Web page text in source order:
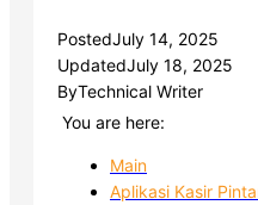
PostedJuly 14, 2025
UpdatedJuly 18, 2025
ByTechnical Writer
You are here:
Main
Aplikasi Kasir